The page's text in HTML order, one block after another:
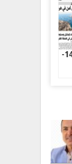
صحيفة الثورة الخميس 23 صفر 1448-